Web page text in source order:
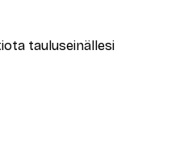
tauluseinällesi